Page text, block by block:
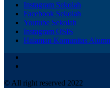
Instagram Sekolah
Facebook Sekolah
Youtube Sekolah
Instagram OSIS
Halaman Komunitas
© All right reserved 2022